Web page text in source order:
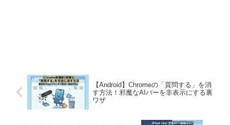
【Android】Chromeの「質問する」を消
す方法！邪魔なAIバーを非表示にする裏
ワザ